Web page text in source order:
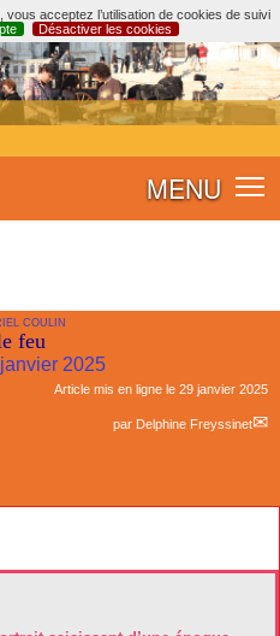
acceptez l’utilisation de cookies de suivi
Désactiver les cookies
MENU
COULIN
feu
2025
Article mis en ligne le 29 janvier 2025
par Delphine Freyssinet